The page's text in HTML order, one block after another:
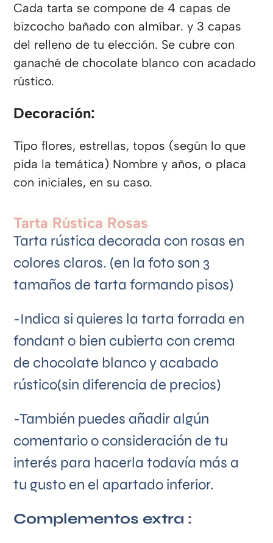
Cada tarta se compone de 4 capas de
bizcocho bañado con almíbar. y 3 capas
del relleno de tu elección. Se cubre con
ganaché de chocolate blanco con acadado
rústico.
Decoración:
Tipo flores, estrellas, topos (según lo que
pida la temática) Nombre y años, o placa
con iniciales, en su caso.
Tarta Rústica Rosas
Tarta rústica decorada con rosas en
colores claros. (en la foto son 3
tamaños de tarta formando pisos)
-Indica si quieres la tarta forrada en
fondant o bien cubierta con crema
de chocolate blanco y acabado
rústico(sin diferencia de precios)
-También puedes añadir algún
comentario o consideración de tu
interés para hacerla todavía más a
tu gusto en el apartado inferior.
Complementos extra :